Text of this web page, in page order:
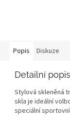
Popis Diskuze
Detailní
Stylová skleněná
skla je ideální
speciální